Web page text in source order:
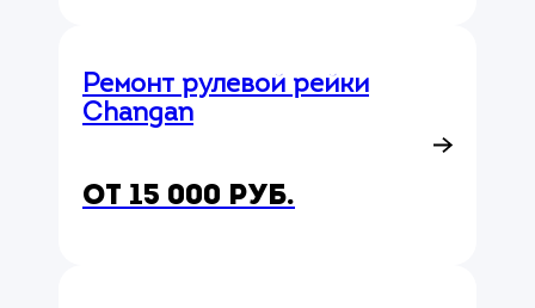
Ремонт рулевой рейки
Changan
от 15 000 руб.